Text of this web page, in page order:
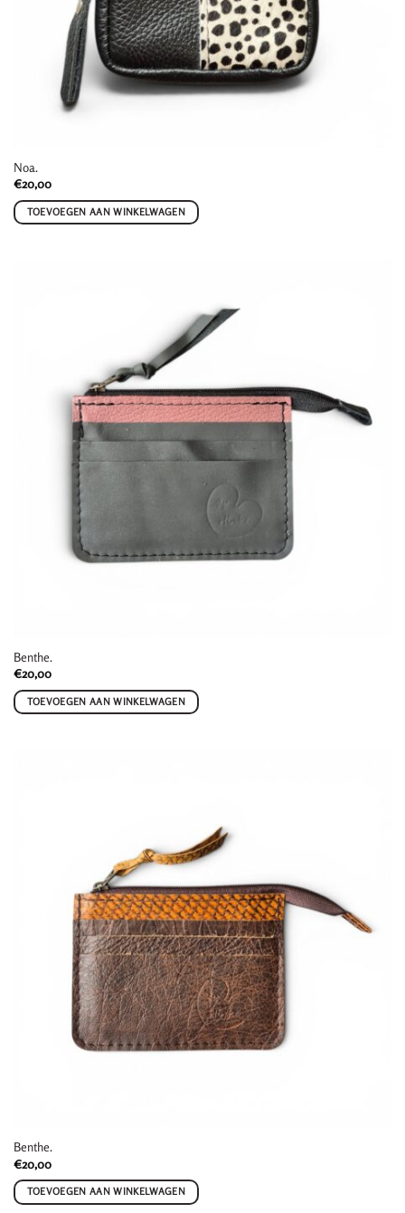
Noa.
€20,00
TOEVOEGEN AAN WINKELWAGEN
Benthe.
€20,00
TOEVOEGEN AAN WINKELWAGEN
Benthe.
€20,00
TOEVOEGEN AAN WINKELWAGEN